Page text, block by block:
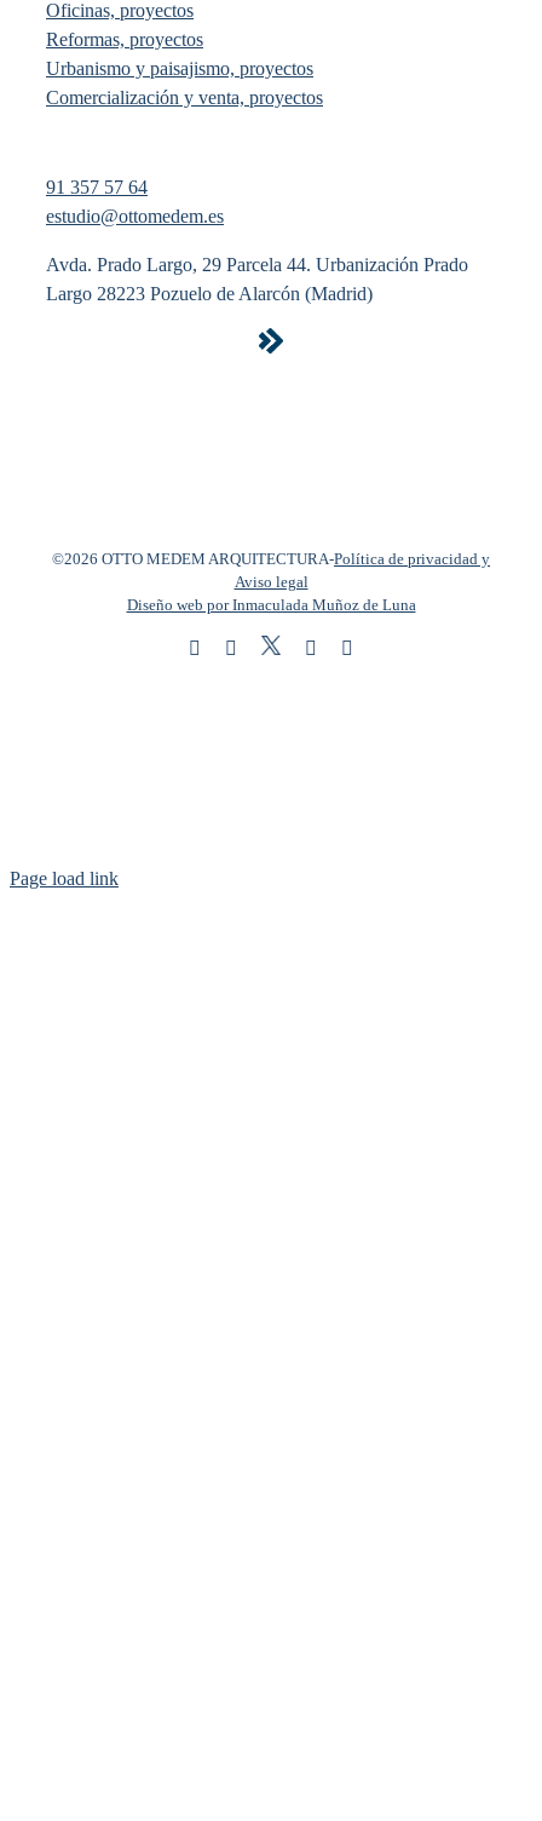
Oficinas, proyectos
Reformas, proyectos
Urbanismo y paisajismo, proyectos
Comercialización y venta, proyectos
91 357 57 64
estudio@ottomedem.es
Avda. Prado Largo, 29 Parcela 44. Urbanización Prado
Largo 28223 Pozuelo de Alarcón (Madrid)
©2026 OTTO MEDEM ARQUITECTURA-Política de privacidad y
Aviso legal
Diseño web por Inmaculada Muñoz de Luna
InstagramFacebook
Twitter LinkedIn
Page load link